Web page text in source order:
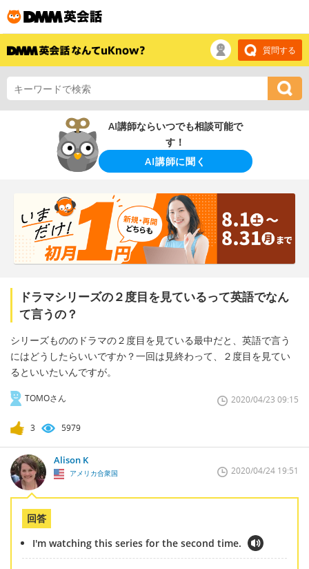
質問する
AI講師ならいつでも相談可能で
す！
AI講師に聞く
ドラマシリーズの２度目を見ているって英語でなん
て言うの？
シリーズもののドラマの２度目を見ている最中だと、英語で言う
にはどうしたらいいですか？一回は見終わって、２度目を見てい
るといいたいんですが。
TOMOさん 2020/04/23 09:15
3 5979
Alison K
アメリカ合衆国 2020/04/24 19:51
回答
I'm watching this series for the second time.